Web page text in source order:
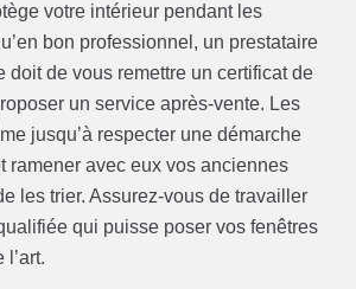
votre intérieur pendant les
bon professionnel, un prestataire
doit de vous remettre un certificat de
un service après-vente. Les
jusqu’à respecter une démarche
ramener avec eux vos anciennes
les trier. Assurez-vous de travailler
qui puisse poser vos fenêtres